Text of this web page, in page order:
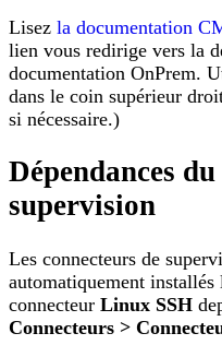
Lisez la documentation
lien vous redirige vers la
documentation OnPrem.
dans le coin supérieur
si nécessaire.)
Dépendances
supervision
Les connecteurs de
automatiquement
connecteur Linux SSH
Connecteurs >